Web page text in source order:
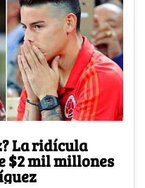
La ridícula
$2 mil millones